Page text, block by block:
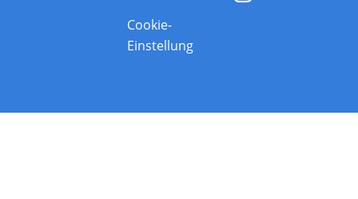
Cookie-
Einstellung